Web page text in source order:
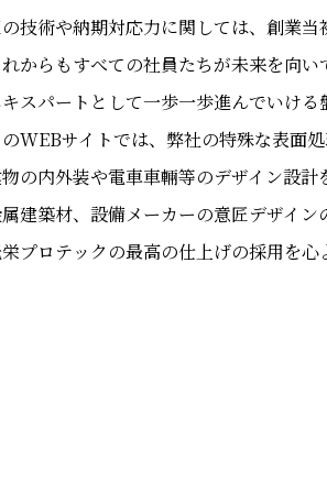
技術や納期対応力に関しては、創業
からもすべての社員たちが未来を向
スパートとして一歩一歩進んでいけ
WEBサイトでは、弊社の特殊な表面
の内外装や電車車輛等のデザイン設計
建築材、設備メーカーの意匠デザイ
プロテックの最高の仕上げの採用を